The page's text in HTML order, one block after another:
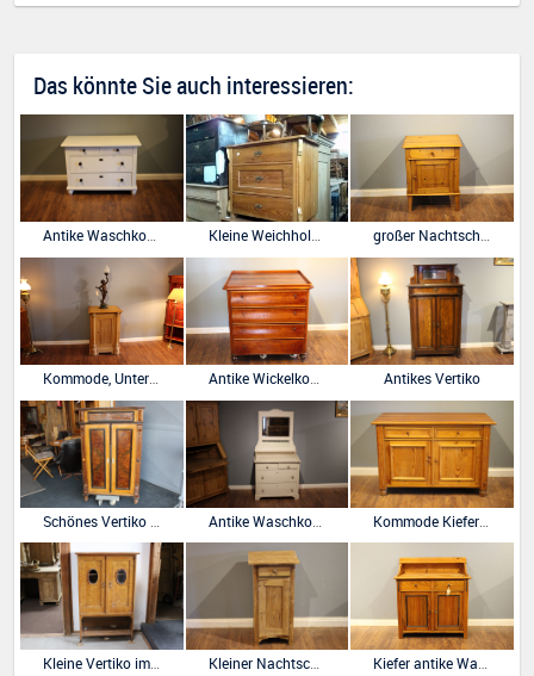
Das könnte Sie auch interessieren:
Kleine Weichholz Kommode, unrestauriert
Antike Wickelkommode für Zwillinge Antikes Vertiko
Antike Waschkommode, Waschtisch
Kleine Vertiko im Art Deco-Stil Birke furniert. Kleiner Nachtschrank Kiefer antik Kiefer antike Waschkommode, Waschtisch